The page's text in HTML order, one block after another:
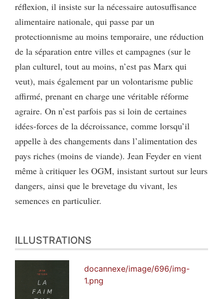
réflexion, il insiste sur la nécessaire autosuffisance
alimentaire nationale, qui passe par un
protectionnisme au moins temporaire, une réduction
de la séparation entre villes et campagnes (sur le
plan culturel, tout au moins, n’est pas Marx qui
veut), mais également par un volontarisme public
affirmé, prenant en charge une véritable réforme
agraire. On n’est parfois pas si loin de certaines
idées-forces de la décroissance, comme lorsqu’il
appelle à des changements dans l’alimentation des
pays riches (moins de viande). Jean Feyder en vient
même à critiquer les OGM, insistant surtout sur leurs
dangers, ainsi que le brevetage du vivant, les
semences en particulier.
ILLUSTRATIONS
docannexe/image/696/img-
1.png